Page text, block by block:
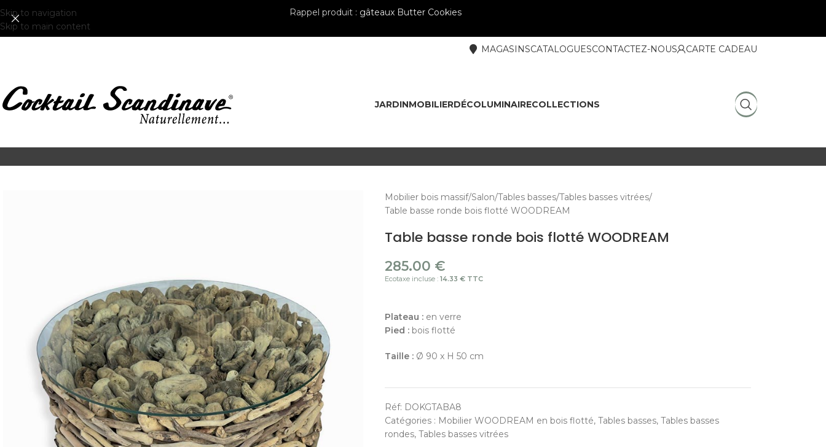
Skip to navigation
Skip to main content
Rappel produit : gâteaux Butter Cookies
MAGASINSCATALOGUESCONTACTEZ-NOUS CARTE CADEAU
JARDINMOBILIERDÉCOLUMINAIRECOLLECTIONS
Mobilier bois massif Salon Tables basses Tables basses vitrées
Table basse ronde bois flotté WOODREAM
Table basse ronde bois flotté WOODREAM
285.00 €
Ecotaxe incluse :14.33 € TTC
Plateau :en verre
Pied :bois flotté
Taille :Ø 90 x H 50 cm
Réf: DOKGTABA8
Catégories : Mobilier WOODREAM en bois flotté, Tables basses, Tables basses
rondes, Tables basses vitrées